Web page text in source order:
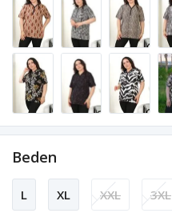
Beden
L XL XXL 3XL